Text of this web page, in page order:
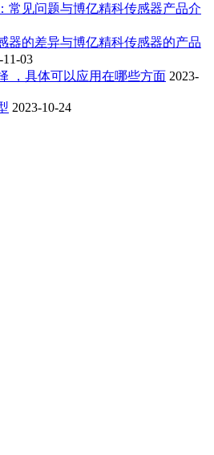
常见问题与博亿精科传感器产品介
器的差异与博亿精科传感器的产品
11-03
，具体可以应用在哪些方面 2023-
2023-10-24